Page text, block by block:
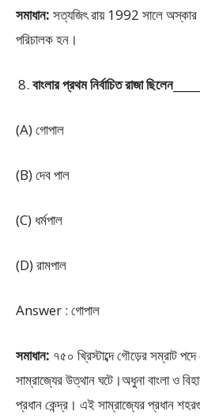
সমাধান: সত্যজিৎ রায় 1992 সালে অস্কার
পরিচালক হন।
বাংলার প্রথম নির্বাচিত রাজা
(A) গোপাল
(B) দেব পাল
(C) ধর্মপাল
(D) রামপাল
Answer : গোপাল
সমাধান: ৭৫০ খ্রিস্টাব্দে গৌড়ের সম্রাট পদে
সাম্রাজ্যের উত্থান ঘটে।অধুনা বাংলা ও
প্রধান কেন্দ্র। এই সাম্রাজ্যের প্রধান